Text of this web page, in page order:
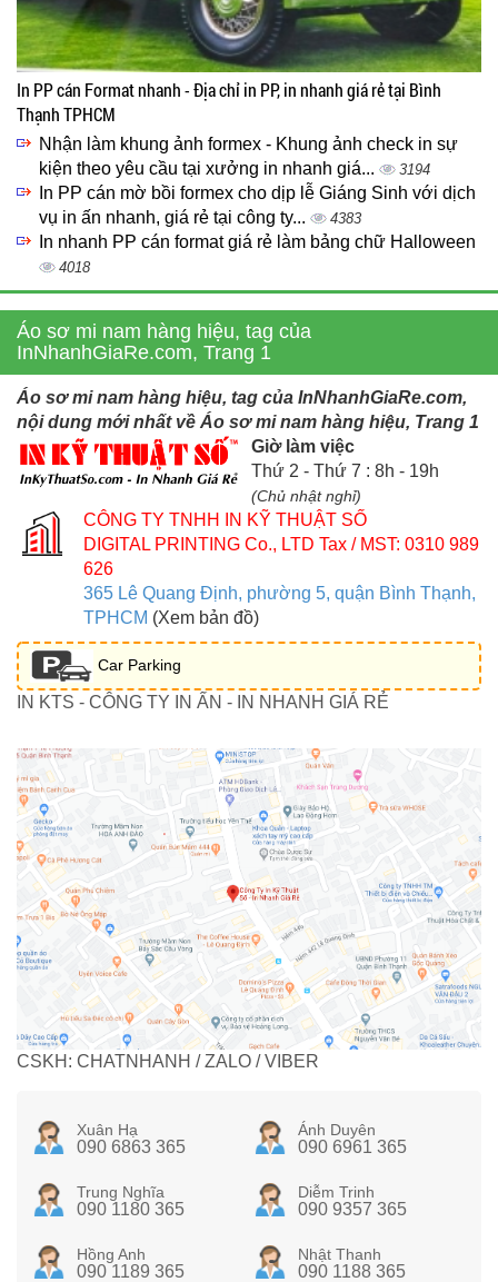
In PP cán Format nhanh - Địa chỉ in PP, in nhanh giá rẻ tại Bình
Thạnh TPHCM
Nhận làm khung ảnh formex - Khung ảnh check in sự
kiện theo yêu cầu tại xưởng in nhanh giá...
3194
In PP cán mờ bồi formex cho dịp lễ Giáng Sinh với dịch
vụ in ấn nhanh, giá rẻ tại công ty...
4383
In nhanh PP cán format giá rẻ làm bảng chữ Halloween
4018
Áo sơ mi nam hàng hiệu, tag của
InNhanhGiaRe.com, Trang 1
Áo sơ mi nam hàng hiệu, tag của InNhanhGiaRe.com,
nội dung mới nhất về Áo sơ mi nam hàng hiệu, Trang 1
Giờ làm việc
Thứ 2 - Thứ 7 : 8h - 19h
(Chủ nhật nghỉ)
CÔNG TY TNHH IN KỸ THUẬT SỐ
DIGITAL PRINTING Co., LTD Tax / MST: 0310 989
626
365 Lê Quang Định, phường 5, quận Bình Thạnh,
TPHCM (Xem bản đồ)
Car Parking
IN KTS - CÔNG TY IN ẤN - IN NHANH GIÁ RẺ
CSKH: CHATNHANH / ZALO / VIBER
Xuân Hạ
090 6863 365
Ánh Duyên
090 6961 365
Trung Nghĩa
090 1180 365
Diễm Trinh
090 9357 365
Hồng Anh
090 1189 365
Nhật Thanh
090 1188 365